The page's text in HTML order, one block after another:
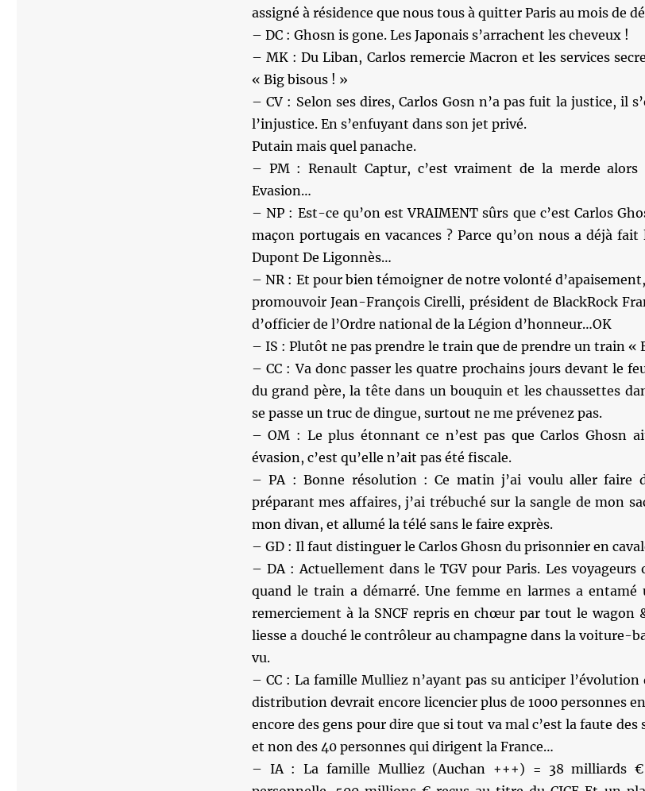
assigné à résidence que nous tous à quitter Paris au mois de
– DC : Ghosn is gone. Les Japonais s’arrachent les cheveux !
– MK : Du Liban, Carlos remercie Macron et les services
« Big bisous ! »
– CV : Selon ses dires, Carlos Gosn n’a pas fuit la justice, il
l’injustice. En s’enfuyant dans son jet privé.
Putain mais quel panache.
– PM : Renault Captur, c’est vraiment de la merde alors
Evasion…
– NP : Est-ce qu’on est VRAIMENT sûrs que c’est Carlos
maçon portugais en vacances ? Parce qu’on nous a déjà fait
Dupont De Ligonnès…
– NR : Et pour bien témoigner de notre volonté
promouvoir Jean-François Cirelli, président de BlackRock
d’officier de l’Ordre national de la Légion d’honneur…OK
– IS : Plutôt ne pas prendre le train que de prendre un train «
– CC : Va donc passer les quatre prochains jours devant le
du grand père, la tête dans un bouquin et les chaussettes
se passe un truc de dingue, surtout ne me prévenez pas.
– OM : Le plus étonnant ce n’est pas que Carlos Ghosn
évasion, c’est qu’elle n’ait pas été fiscale.
– PA : Bonne résolution : Ce matin j’ai voulu aller faire
préparant mes affaires, j’ai trébuché sur la sangle de mon
mon divan, et allumé la télé sans le faire exprès.
– GD : Il faut distinguer le Carlos Ghosn du prisonnier en
– DA : Actuellement dans le TGV pour Paris. Les voyageurs
quand le train a démarré. Une femme en larmes a entamé
remerciement à la SNCF repris en chœur par tout le wagon
liesse a douché le contrôleur au champagne dans la voiture-
vu.
– CC : La famille Mulliez n’ayant pas su anticiper l’évolution
distribution devrait encore licencier plus de 1000 personnes
encore des gens pour dire que si tout va mal c’est la faute des
et non des 40 personnes qui dirigent la France…
– IA : La famille Mulliez (Auchan +++) = 38 milliards